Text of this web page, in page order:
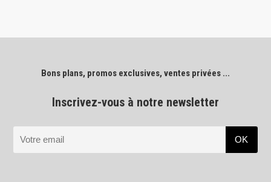
Bons plans, promos exclusives, ventes privées ...
Inscrivez-vous à notre newsletter